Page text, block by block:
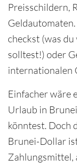
Preisschildern,
checkst (was
solltest!) oder
internationalen
Einfacher wäre
Urlaub in
könntest. Doch
Brunei-Dollar
Zahlungsmittel,